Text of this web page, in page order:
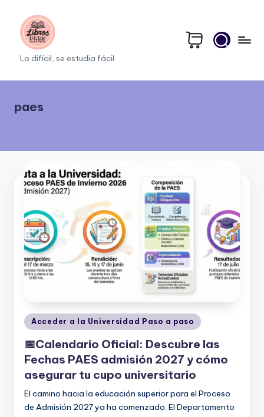
Saltar
contenido
li
b
p
a
e
s.
c
o
m
Lo difícil, se estudia fácil
paes
Publicado
en
Acceder a la Universidad Paso a paso
📅Calendario Oficial: Descubre las
Fechas PAES admisión 2027 y cómo
asegurar tu cupo universitario
El camino hacia la educación superior para el Proceso
de Admisión 2027 ya ha comenzado. El Departamento